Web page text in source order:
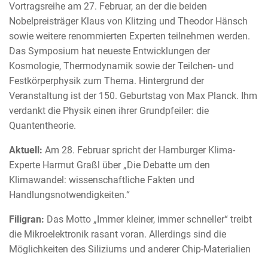
Vortragsreihe am 27. Februar, an der die beiden
Nobelpreisträger Klaus von Klitzing und Theodor Hänsch
sowie weitere renommierten Experten teilnehmen werden.
Das Symposium hat neueste Entwicklungen der
Kosmologie, Thermodynamik sowie der Teilchen- und
Festkörperphysik zum Thema. Hintergrund der
Veranstaltung ist der 150. Geburtstag von Max Planck. Ihm
verdankt die Physik einen ihrer Grundpfeiler: die
Quantentheorie.
Aktuell: Am 28. Februar spricht der Hamburger Klima-
Experte Harmut Graßl über „Die Debatte um den
Klimawandel: wissenschaftliche Fakten und
Handlungsnotwendigkeiten.“
Filigran: Das Motto „Immer kleiner, immer schneller“ treibt
die Mikroelektronik rasant voran. Allerdings sind die
Möglichkeiten des Siliziums und anderer Chip-Materialien